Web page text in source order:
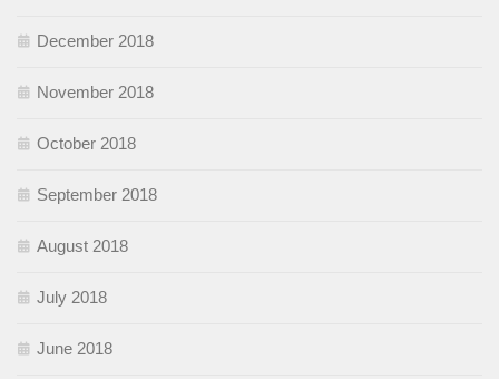
December 2018
November 2018
October 2018
September 2018
August 2018
July 2018
June 2018